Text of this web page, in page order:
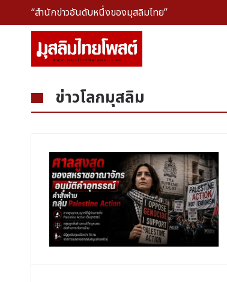
“สำนักข่าวอันดับหนึ่งของมุสลิมไทย”
ข่าวโลกมุสลิม